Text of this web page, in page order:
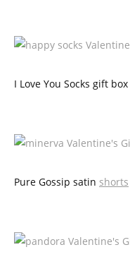
I Love You Socks gift box
Pure Gossip satin shorts